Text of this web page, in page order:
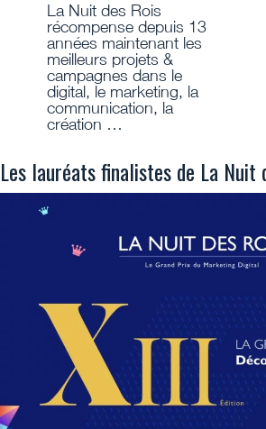
La Nuit des Rois
récompense depuis 13
années maintenant les
meilleurs projets &
campagnes dans le
digital, le marketing, la
communication, la
création …
Les lauréats finalistes de La Nuit